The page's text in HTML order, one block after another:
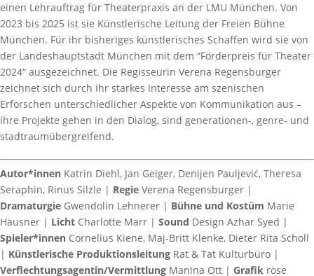
einen Lehrauftrag für Theaterpraxis an der LMU München. Von
2023 bis 2025 ist sie Künstlerische Leitung der Freien Bühne
München. Für ihr bisheriges künstlerisches Schaffen wird sie von
der Landeshauptstadt München mit dem “Förderpreis für Theater
2024“ ausgezeichnet. Die Regisseurin Verena Regensburger
zeichnet sich durch ihr starkes Interesse am szenischen
Erforschen unterschiedlicher Aspekte von Kommunikation aus –
ihre Projekte gehen in den Dialog, sind generationen-, genre- und
stadtraumübergreifend.
Autor*innen Katrin Diehl, Jan Geiger, Denijen Pauljević, Theresa
Seraphin, Rinus Silzle | Regie Verena Regensburger |
Dramaturgie Gwendolin Lehnerer | Bühne und Kostüm Marie
Häusner | Licht Charlotte Marr | Sound Design Azhar Syed |
Spieler*innen Cornelius Kiene, Maj-Britt Klenke, Dieter Rita Scholl
| Künstlerische Produktionsleitung Rat & Tat Kulturbüro |
Verflechtungsagentin/Vermittlung Manina Ott | Grafik rose